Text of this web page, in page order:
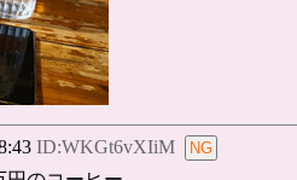
ID:WKGt6vXIiM